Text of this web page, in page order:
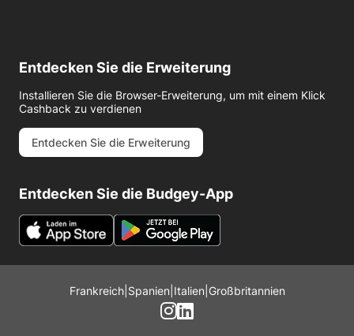
Entdecken Sie die Erweiterung
Installieren Sie die Browser-Erweiterung, um mit einem Klick
Cashback zu verdienen
Entdecken Sie die Erweiterung
Entdecken Sie die Budgey-App
Frankreich| Spanien Italien Großbritannien